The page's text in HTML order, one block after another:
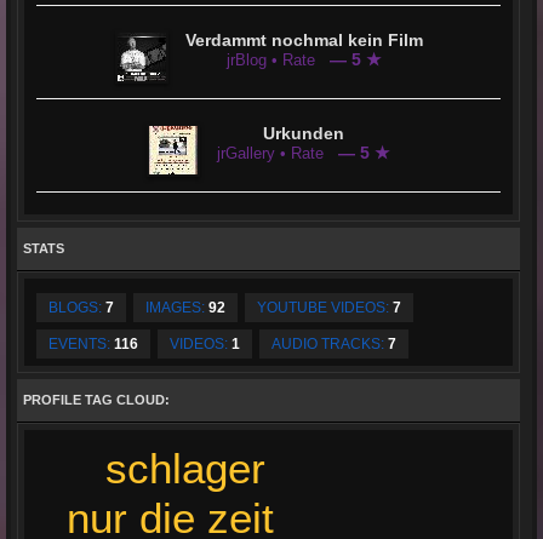
Verdammt nochmal kein Film
jrBlog • Rate — 5 ★
Urkunden
jrGallery • Rate — 5 ★
STATS
BLOGS: 7 IMAGES: 92 YOUTUBE VIDEOS: 7
EVENTS: 116 VIDEOS: 1 AUDIO TRACKS: 7
PROFILE TAG CLOUD:
nur die zeit
schlager